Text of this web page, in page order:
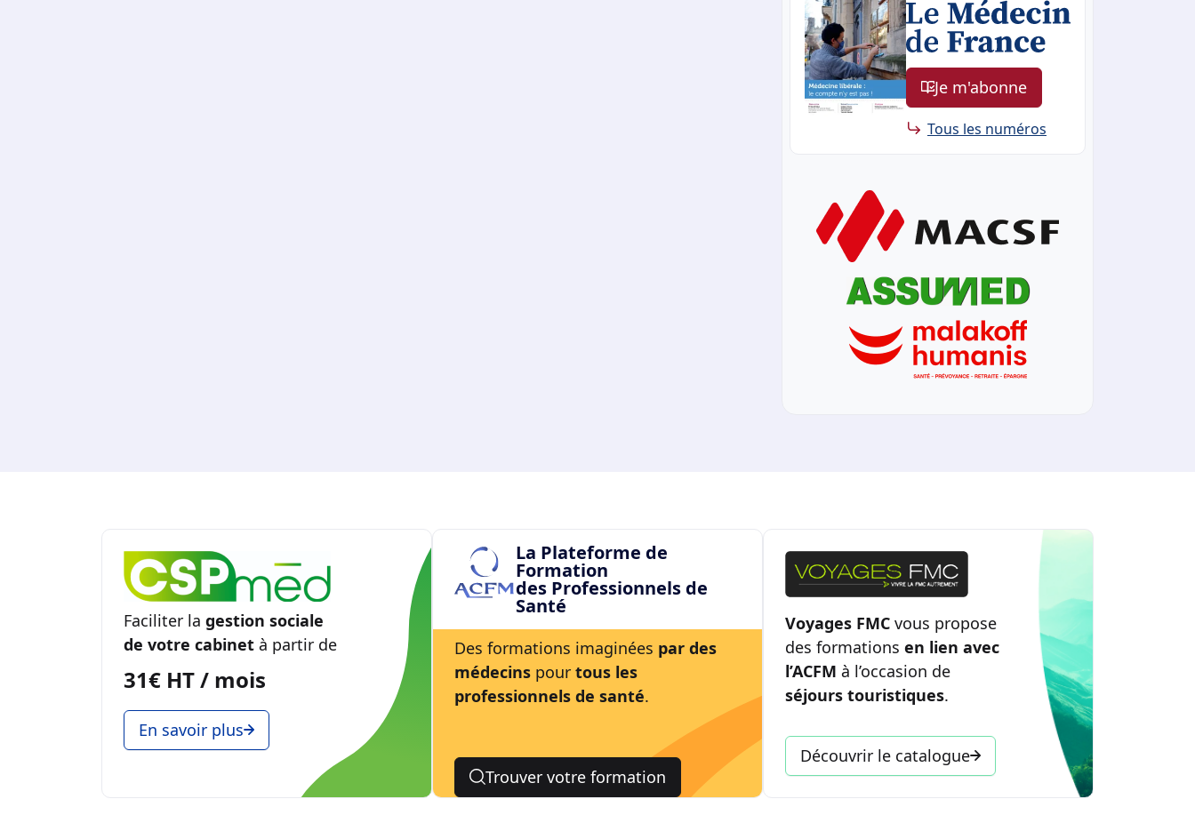
Je m'abonne
Tous les numéros
Faciliter la gestion sociale
de votre cabinet à partir de
31€ HT / mois
En savoir plus
La Plateforme de
Formation
des Professionnels de
Santé
Des formations imaginées par des
médecins pour tous les
professionnels de santé.
Trouver votre formation
Voyages FMC vous propose
des formations en lien avec
l’ACFM à l’occasion de
séjours touristiques.
Découvrir le catalogue